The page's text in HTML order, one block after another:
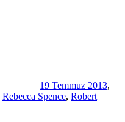
19 Temmuz 2013,
Rebecca Spence, Robert